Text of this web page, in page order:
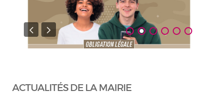
ACTUALITÉS DE LA MAIRIE